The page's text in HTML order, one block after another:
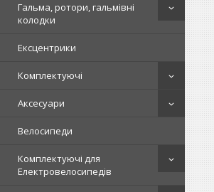
Гальма, ротори, гальмівні
колодки
Ексцентрики
Комплектуючі
Аксесуари
Велосипеди
Комплектуючі для
Електровелосипедів